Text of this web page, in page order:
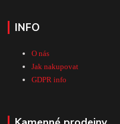
INFO
O nás
Jak nakupovat
GDPR info